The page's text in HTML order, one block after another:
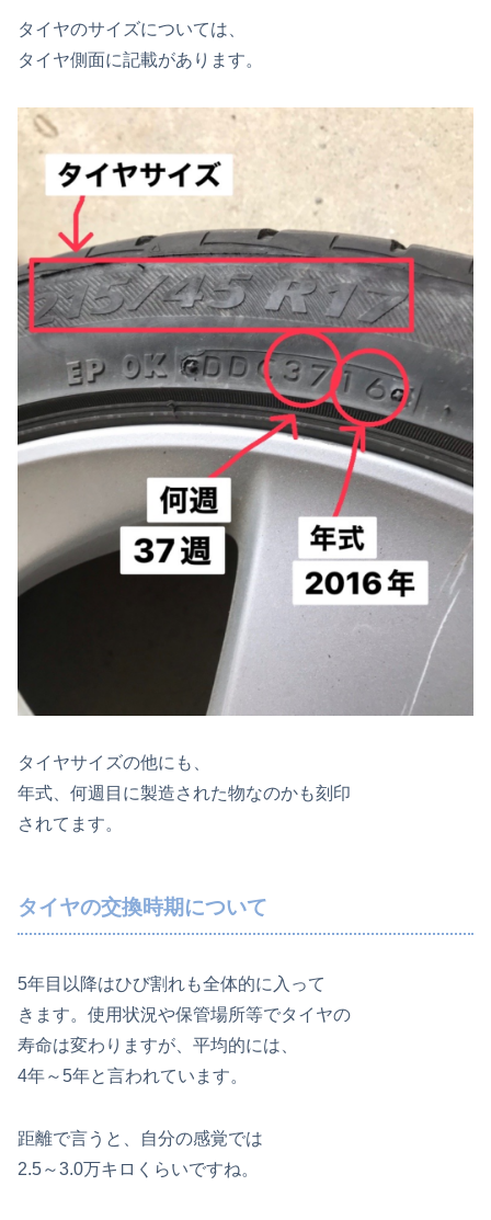
タイヤのサイズについては、
タイヤ側面に記載があります。
タイヤサイズの他にも、
年式、何週目に製造された物なのかも刻印
されてます。
タイヤの交換時期について
5年目以降はひび割れも全体的に入って
きます。使用状況や保管場所等でタイヤの
寿命は変わりますが、平均的には、
4年～5年と言われています。
距離で言うと、自分の感覚では
2.5～3.0万キロくらいですね。